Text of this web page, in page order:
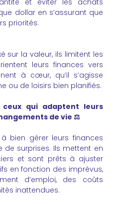
dollar en s’assurant que
priorités.
sur la valeur, ils limitent les
leurs finances vers
à cœur, qu’il s’agisse
ou de loisirs bien planifiés.
ceux qui adaptent leurs
de vie ⚖️
à bien gérer leurs finances
surprises. Ils mettent en
et sont prêts à ajuster
en fonction des imprévus,
d’emploi, des coûts
inattendues.